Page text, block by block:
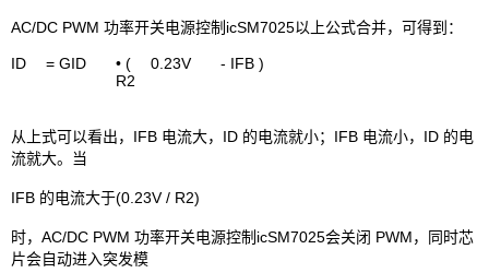
AC/DC PWM 功率开关电源控制icSM7025以上公式合并，可得到：
ID = GID • ( 0.23V
- IFB )
R2
从上式可以看出，IFB 电流大，ID 的电流就小；IFB 电流小，ID 的电
流就大。当
IFB 的电流大于(0.23V / R2)
时，AC/DC PWM 功率开关电源控制icSM7025会关闭 PWM，同时芯
片会自动进入突发模